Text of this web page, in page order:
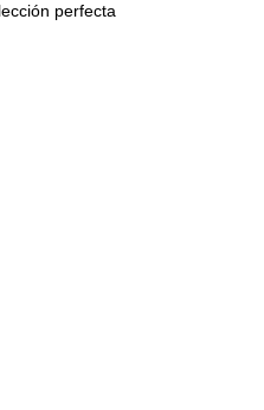
perfecta